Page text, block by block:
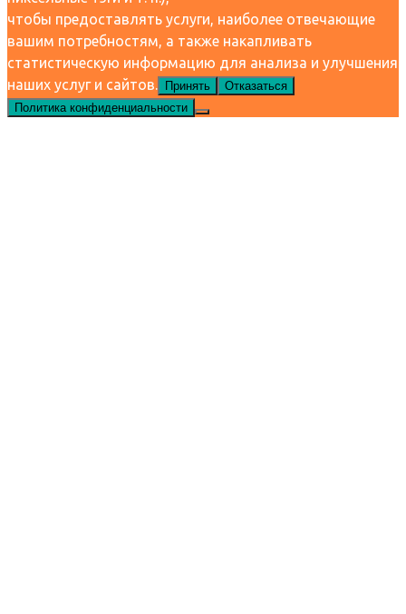
чтобы предоставлять услуги, наиболее отвечающие
вашим потребностям, а также накапливать
статистическую информацию для анализа и улучшения
наших услуг и сайтов.
Принять
Отказаться
Политика конфиденциальности